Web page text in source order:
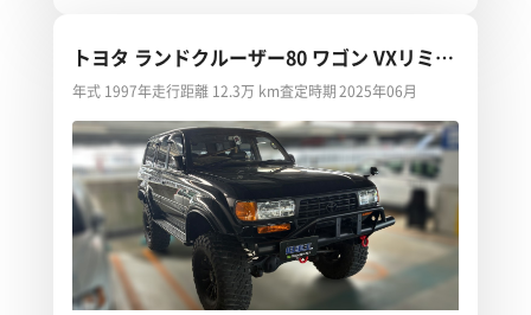
トヨタ ランドクルーザー80 ワゴン VXリミテ
ッド
年式 1997年走行距離 12.3万 km査定時期 2025年06月